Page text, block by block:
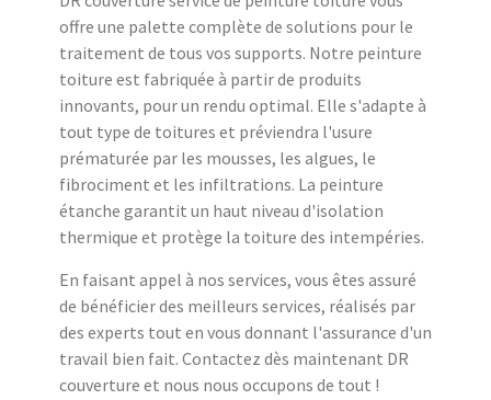
offre une palette complète de solutions pour le
traitement de tous vos supports. Notre peinture
toiture est fabriquée à partir de produits
innovants, pour un rendu optimal. Elle s'adapte à
tout type de toitures et préviendra l'usure
prématurée par les mousses, les algues, le
fibrociment et les infiltrations. La peinture
étanche garantit un haut niveau d'isolation
thermique et protège la toiture des intempéries.
En faisant appel à nos services, vous êtes assuré
de bénéficier des meilleurs services, réalisés par
des experts tout en vous donnant l'assurance d'un
travail bien fait. Contactez dès maintenant DR
couverture et nous nous occupons de tout !